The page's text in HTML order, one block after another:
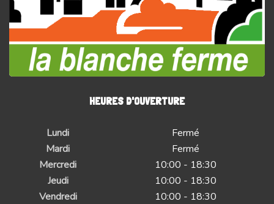
HEURES D'OUVERTURE
Lundi
Fermé
Mardi
Fermé
Mercredi
10:00 - 18:30
Jeudi
10:00 - 18:30
Vendredi
10:00 - 18:30